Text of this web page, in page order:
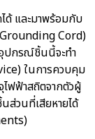
ด้ และมาพร้อมกับ
Cord)
ปกรณ์ชิ้นนี้จะทำ
ในการควบคุม
ไฟฟ้าสถิตจากตัวผู้
วนที่เสียหายได้